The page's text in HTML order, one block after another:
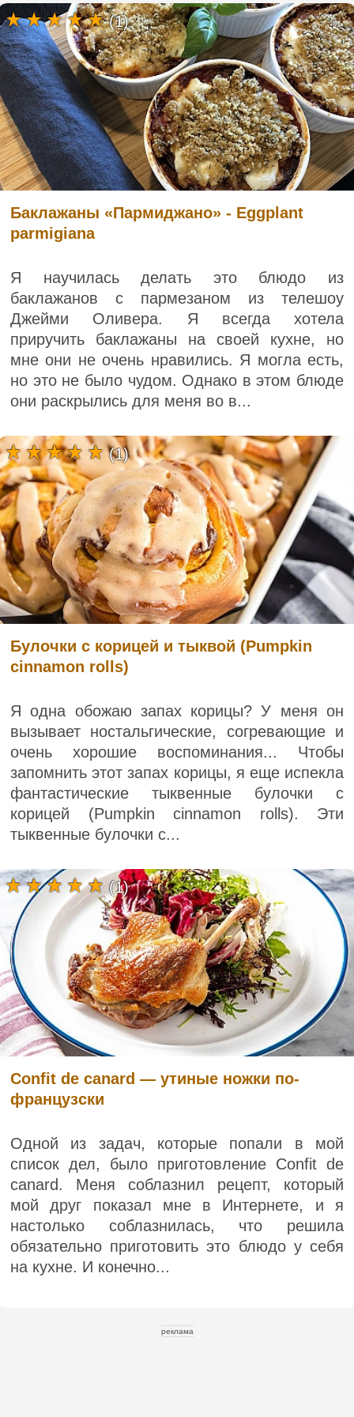
Баклажаны «Пармиджано» - Eggplant
parmigiana
Я научилась делать это блюдо из
баклажанов с пармезаном из телешоу
Джейми Оливера. Я всегда хотела
приручить баклажаны на своей кухне, но
мне они не очень нравились. Я могла есть,
но это не было чудом. Однако в этом блюде
они раскрылись для меня во в...
(1)
Булочки с корицей и тыквой (Pumpkin
cinnamon rolls)
Я одна обожаю запах корицы? У меня он
вызывает ностальгические, согревающие и
очень хорошие воспоминания... Чтобы
запомнить этот запах корицы, я еще испекла
фантастические тыквенные булочки с
корицей (Pumpkin cinnamon rolls). Эти
тыквенные булочки с...
(1)
Confit de canard — утиные ножки по-
французски
Одной из задач, которые попали в мой
список дел, было приготовление Confit de
canard. Меня соблазнил рецепт, который
мой друг показал мне в Интернете, и я
настолько соблазнилась, что решила
обязательно приготовить это блюдо у себя
на кухне. И конечно...
(1)
реклама